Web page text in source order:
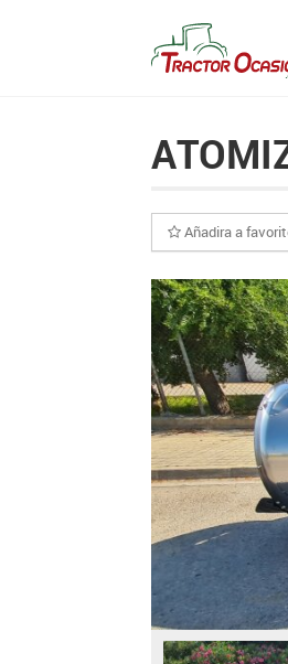
Añadira a